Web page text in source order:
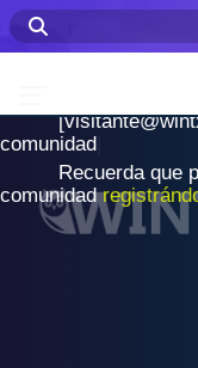
comunidad
Recuerda que
comunidad